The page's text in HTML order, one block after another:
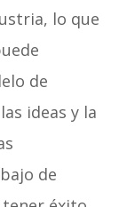
lo que
de
ideas y la
de